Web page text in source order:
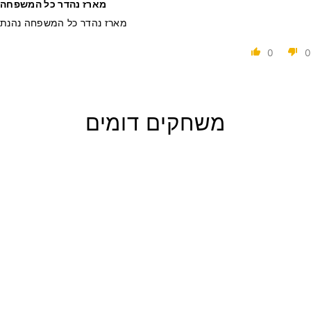
מארז נהדר כל המשפחה
מארז נהדר כל המשפחה נהנת
0 0
משחקים דומים